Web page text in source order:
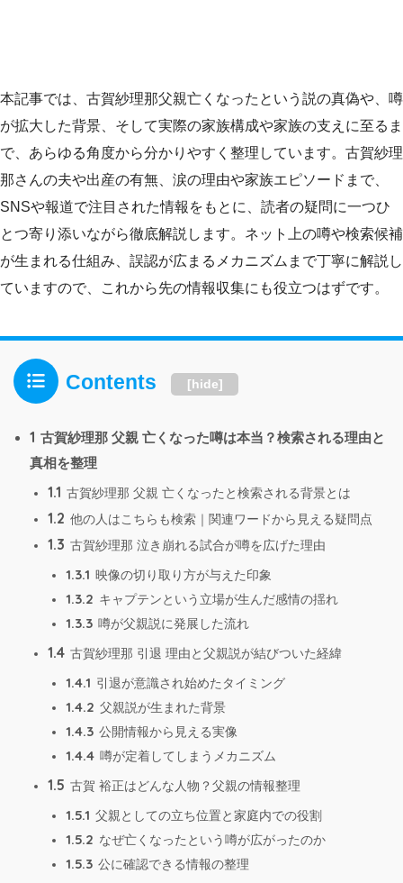
本記事では、古賀紗理那父親亡くなったという説の真偽や、噂
が拡大した背景、そして実際の家族構成や家族の支えに至るま
で、あらゆる角度から分かりやすく整理しています。古賀紗理
那さんの夫や出産の有無、涙の理由や家族エピソードまで、
SNSや報道で注目された情報をもとに、読者の疑問に一つひ
とつ寄り添いながら徹底解説します。ネット上の噂や検索候補
が生まれる仕組み、誤認が広まるメカニズムまで丁寧に解説し
ていますので、これから先の情報収集にも役立つはずです。
Contents [hide]
1 古賀紗理那 父親 亡くなった噂は本当？検索される理由と
真相を整理
1.1 古賀紗理那 父親 亡くなったと検索される背景とは
1.2 他の人はこちらも検索｜関連ワードから見える疑問点
1.3 古賀紗理那 泣き崩れる試合が噂を広げた理由
1.3.1 映像の切り取り方が与えた印象
1.3.2 キャプテンという立場が生んだ感情の揺れ
1.3.3 噂が父親説に発展した流れ
1.4 古賀紗理那 引退 理由と父親説が結びついた経緯
1.4.1 引退が意識され始めたタイミング
1.4.2 父親説が生まれた背景
1.4.3 公開情報から見える実像
1.4.4 噂が定着してしまうメカニズム
1.5 古賀 裕正はどんな人物？父親の情報整理
1.5.1 父親としての立ち位置と家庭内での役割
1.5.2 なぜ亡くなったという噂が広がったのか
1.5.3 公に確認できる情報の整理